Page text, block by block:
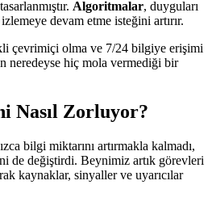
Algoritmalar, duyguları
devam etme isteğini artırır.
çevrimiçi olma ve 7/24 bilgiye erişimi
neredeyse hiç mola vermediği bir
Nasıl Zorluyor?
bilgi miktarını artırmakla kalmadı,
de değiştirdi. Beynimiz artık görevleri
kaynaklar, sinyaller ve uyarıcılar